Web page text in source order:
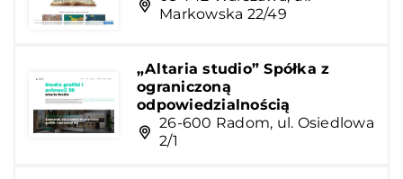
Markowska 22/49
„Altaria studio” Spółka z
ograniczoną
odpowiedzialnością
26-600 Radom, ul. Osiedlowa
2/1